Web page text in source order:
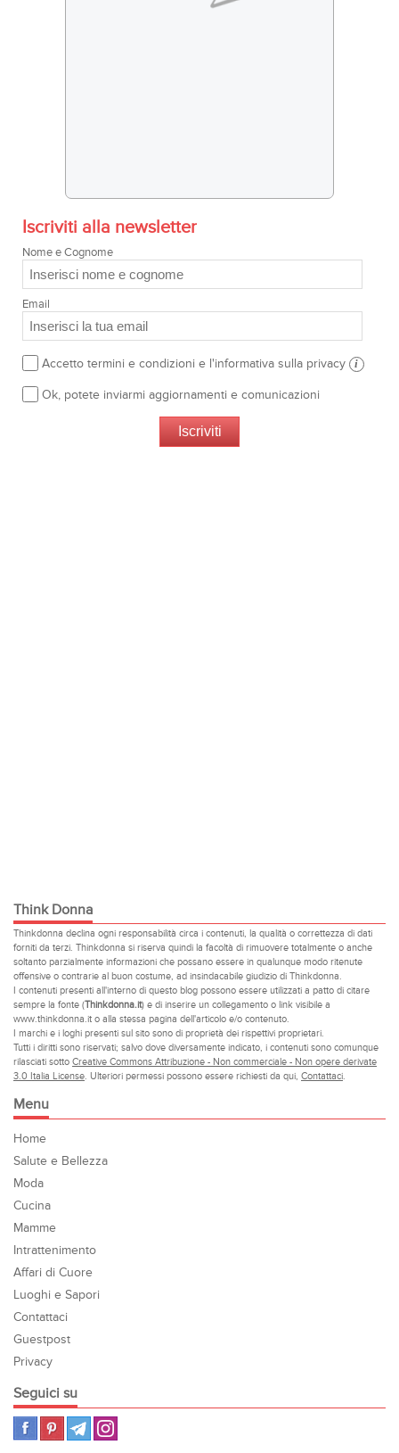
Iscriviti alla newsletter
Nome e Cognome
Email
Accetto termini e condizioni e l'informativa sulla privacy i
Ok, potete inviarmi aggiornamenti e comunicazioni
Think Donna
Thinkdonna declina ogni responsabilità circa i contenuti, la qualità o correttezza di dati
forniti da terzi. Thinkdonna si riserva quindi la facoltà di rimuovere totalmente o anche
soltanto parzialmente informazioni che possano essere in qualunque modo ritenute
offensive o contrarie al buon costume, ad insindacabile giudizio di Thinkdonna.
I contenuti presenti all'interno di questo blog possono essere utilizzati a patto di citare
sempre la fonte (Thinkdonna.it) e di inserire un collegamento o link visibile a
www.thinkdonna.it o alla stessa pagina dell'articolo e/o contenuto.
I marchi e i loghi presenti sul sito sono di proprietà dei rispettivi proprietari.
Tutti i diritti sono riservati; salvo dove diversamente indicato, i contenuti sono comunque
rilasciati sotto Creative Commons Attribuzione - Non commerciale - Non opere derivate
3.0 Italia License. Ulteriori permessi possono essere richiesti da qui, Contattaci.
Menu
Home
Salute e Bellezza
Moda
Cucina
Mamme
Intrattenimento
Affari di Cuore
Luoghi e Sapori
Contattaci
Guestpost
Privacy
Seguici su